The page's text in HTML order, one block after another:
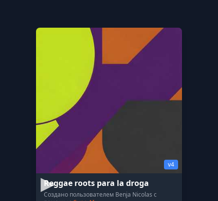
v4
Reggae roots para la droga
Создано пользователем Benja Nicolas с